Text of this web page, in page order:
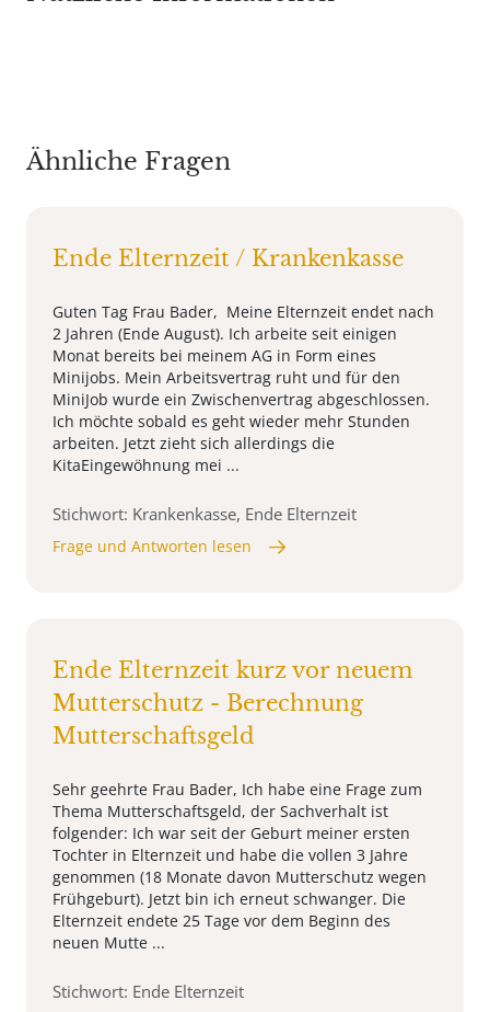
Ähnliche Fragen
Ende Elternzeit / Krankenkasse
Guten Tag Frau Bader, Meine Elternzeit endet nach
2 Jahren (Ende August). Ich arbeite seit einigen
Monat bereits bei meinem AG in Form eines
Minijobs. Mein Arbeitsvertrag ruht und für den
MiniJob wurde ein Zwischenvertrag abgeschlossen.
Ich möchte sobald es geht wieder mehr Stunden
arbeiten. Jetzt zieht sich allerdings die
KitaEingewöhnung mei ...
Stichwort: Krankenkasse, Ende Elternzeit
Frage und Antworten lesen
Ende Elternzeit kurz vor neuem
Mutterschutz - Berechnung
Mutterschaftsgeld
Sehr geehrte Frau Bader, Ich habe eine Frage zum
Thema Mutterschaftsgeld, der Sachverhalt ist
folgender: Ich war seit der Geburt meiner ersten
Tochter in Elternzeit und habe die vollen 3 Jahre
genommen (18 Monate davon Mutterschutz wegen
Frühgeburt). Jetzt bin ich erneut schwanger. Die
Elternzeit endete 25 Tage vor dem Beginn des
neuen Mutte ...
Stichwort: Ende Elternzeit